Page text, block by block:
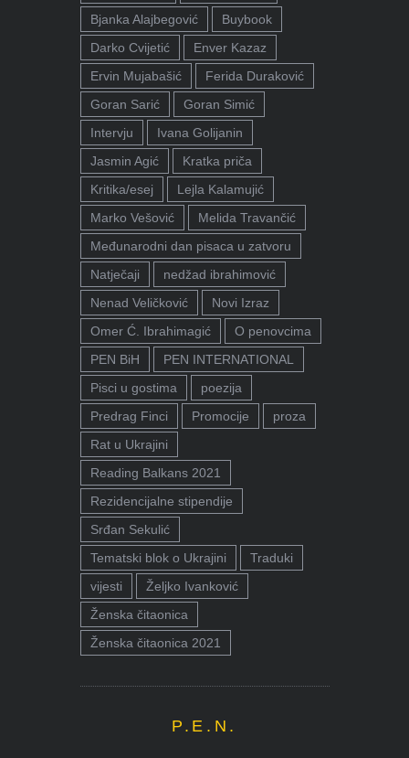
Bjanka Alajbegović
Buybook
Darko Cvijetić
Enver Kazaz
Ervin Mujabašić
Ferida Duraković
Goran Sarić
Goran Simić
Intervju
Ivana Golijanin
Jasmin Agić
Kratka priča
Kritika/esej
Lejla Kalamujić
Marko Vešović
Melida Travančić
Međunarodni dan pisaca u zatvoru
Natječaji
nedžad ibrahimović
Nenad Veličković
Novi Izraz
Omer Ć. Ibrahimagić
O penovcima
PEN BiH
PEN INTERNATIONAL
Pisci u gostima
poezija
Predrag Finci
Promocije
proza
Rat u Ukrajini
Reading Balkans 2021
Rezidencijalne stipendije
Srđan Sekulić
Tematski blok o Ukrajini
Traduki
vijesti
Željko Ivanković
Ženska čitaonica
Ženska čitaonica 2021
P.E.N.